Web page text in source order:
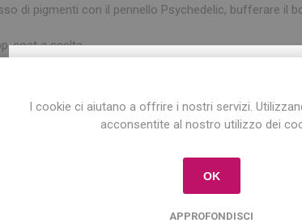
Iscriviti per conoscere le nostre
di pigmenti con il pennello Psychedelic, bufferare il
coat a scelta.
Tag del prodotto
estetica (178),
, prodotti estetica
I cookie ci aiutano a offrire i nostri servizi.
acconsentite al nostro utilizzo dei
OK
APPROFONDISCI